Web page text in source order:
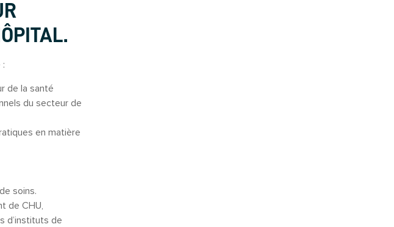
de la santé
du secteur de
en matière
soins.
de CHU,
d’instituts de